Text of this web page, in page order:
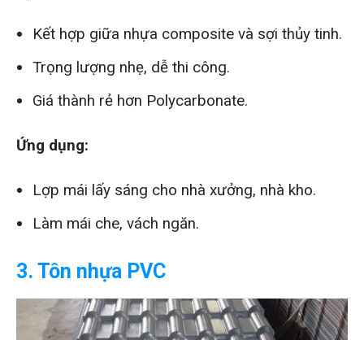
Kết hợp giữa nhựa composite và sợi thủy tinh.
Trọng lượng nhẹ, dễ thi công.
Giá thành rẻ hơn Polycarbonate.
Ứng dụng:
Lợp mái lấy sáng cho nhà xưởng, nhà kho.
Làm mái che, vách ngăn.
3. Tôn nhựa PVC